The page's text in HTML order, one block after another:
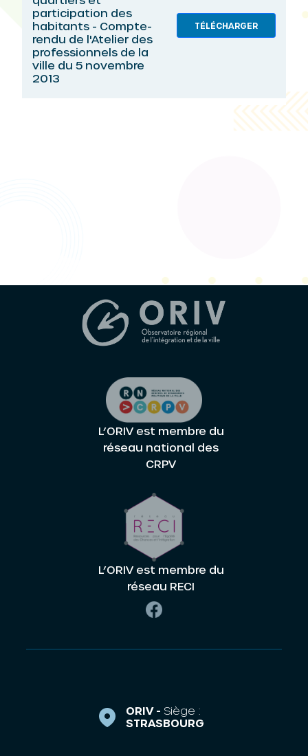
participation des
habitants - Compte-
rendu de l'Atelier des
professionnels de la
ville du 5 novembre
2013
TÉLÉCHARGER
L’ORIV est membre du
réseau national des
CRPV
L’ORIV est membre du
réseau RECI
ORIV - Siège :
STRASBOURG